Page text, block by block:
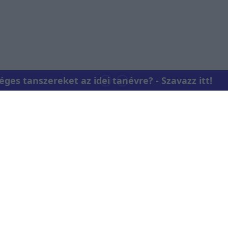
tanszereket az idei tanévre? - Szavazz itt!